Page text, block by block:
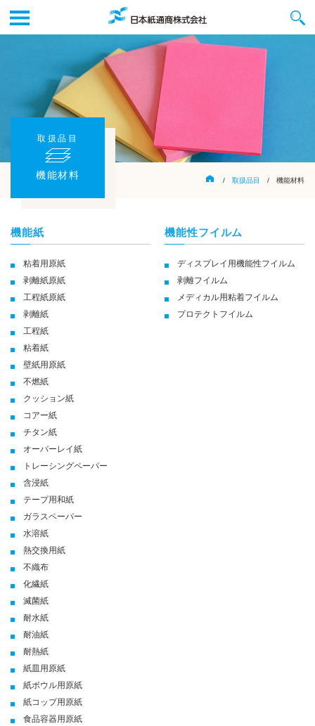
取扱品目
機能材料 / 取扱品目 / 機能材料
機能紙
粘着用原紙
剥離紙原紙
工程紙原紙
剥離紙
工程紙
粘着紙
壁紙用原紙
不燃紙
クッション紙
コアー紙
チタン紙
オーバーレイ紙
トレーシングペーパー
含浸紙
テープ用和紙
ガラスペーパー
水溶紙
熱交換用紙
不織布
化繊紙
滅菌紙
耐水紙
耐油紙
耐熱紙
紙皿用原紙
紙ボウル用原紙
紙コップ用原紙
食品容器用原紙
機能性フイルム
ディスプレイ用機能性フイルム
剥離フイルム
メディカル用粘着フイルム
プロテクトフイルム